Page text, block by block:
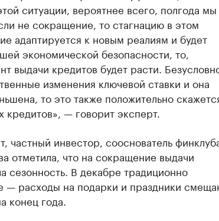
ситуации, вероятнее всего, полгода мы
не сокращение, то стагнацию в этом
адаптируется к новым реалиям и будет
экономической безопасности, то,
выдачи кредитов будет расти.
изменения ключевой ставки и она
то это также положительно
кредитов», — говорит эксперт.
частный инвестор, сооснователь
отметила, что на сокращение выдачи
сезонность. В декабре традиционно
— расходы на подарки и праздники
конец года.